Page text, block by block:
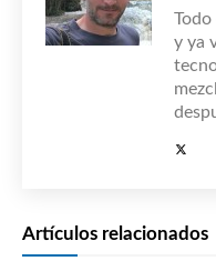
y ya
Artículos relacionados